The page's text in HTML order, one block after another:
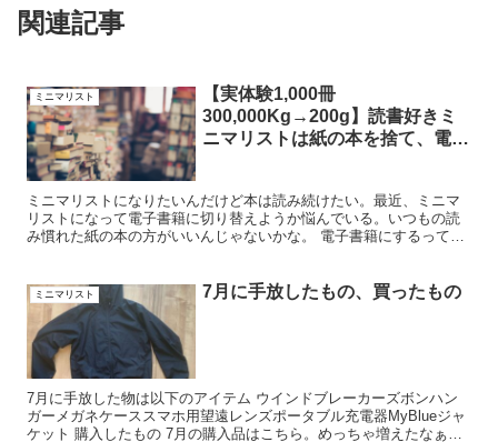
関連記事
ミニマリスト
【実体験1,000冊
300,000Kg→200g】読書好きミ
ニマリストは紙の本を捨て、電子
ミニマリストになりたいんだけど本は読み続けたい。最近、ミニマ
リストになって電子書籍に切り替えようか悩んでいる。いつもの読
み慣れた紙の本の方がいいんじゃないかな。 電子書籍にするって決
にスイッチしました。
ミニマリスト 7月に手放したもの、買ったもの
7月に手放した物は以下のアイテム ウインドブレーカーズボンハン
ガーメガネケーススマホ用望遠レンズポータブル充電器MyBlueジャ
ケット 購入したもの 7月の購入品はこちら。めっちゃ増えたなぁ。